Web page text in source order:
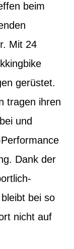
beim
Mit 24
gerüstet.
tragen ihren
und
Dank der
bei so
nicht auf